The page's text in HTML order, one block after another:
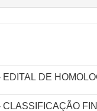
EDITAL DE
CLASSIFICAÇÃO